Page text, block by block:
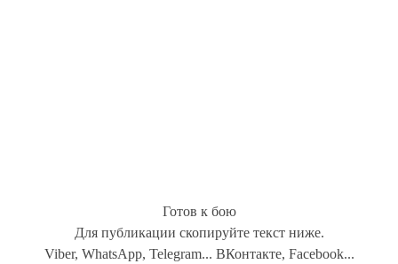
Готов к бою
Для публикации скопируйте текст ниже.
Viber, WhatsApp, Telegram... ВКонтакте, Facebook...